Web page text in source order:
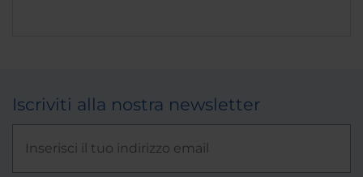
Iscriviti alla nostra newsletter